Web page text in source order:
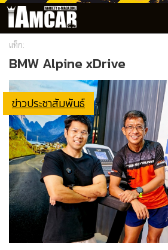
แท็ก:
BMW Alpine xDrive
ข่าวประชาสัมพันธ์